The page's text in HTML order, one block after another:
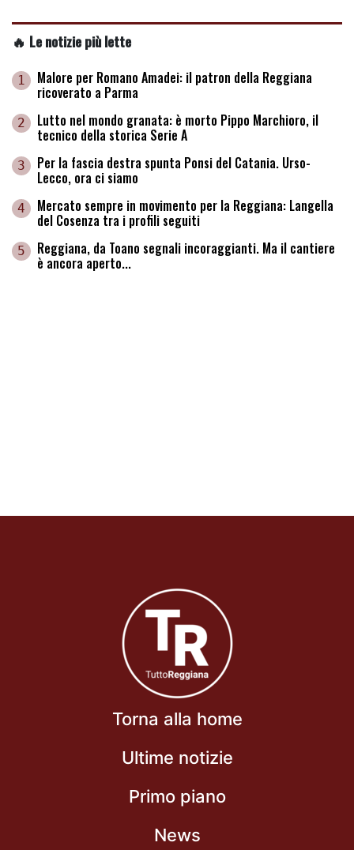
🔥 Le notizie più lette
1 Malore per Romano Amadei: il patron della Reggiana
ricoverato a Parma
2 Lutto nel mondo granata: è morto Pippo Marchioro, il
tecnico della storica Serie A
3 Per la fascia destra spunta Ponsi del Catania. Urso-
Lecco, ora ci siamo
4 Mercato sempre in movimento per la Reggiana: Langella
del Cosenza tra i profili seguiti
5 Reggiana, da Toano segnali incoraggianti. Ma il cantiere
è ancora aperto...
Torna alla home
Ultime notizie
Primo piano
News